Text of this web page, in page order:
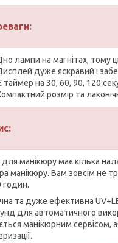
лампи на магнітах,
дуже яскравий і
таймер на 30, 60, 90, 120
розмір та
манікюру має кілька
манікюру. Вам зовсім не
годин.
та дуже ефективна
для автоматичного
манікюрним